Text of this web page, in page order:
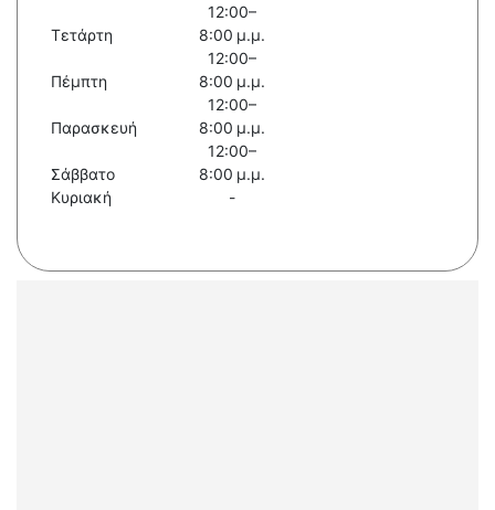
Τετάρτη
12:00–
8:00 μ.μ.
Πέμπτη
12:00–
8:00 μ.μ.
Παρασκευή
12:00–
8:00 μ.μ.
Σάββατο
12:00–
8:00 μ.μ.
Κυριακή
-